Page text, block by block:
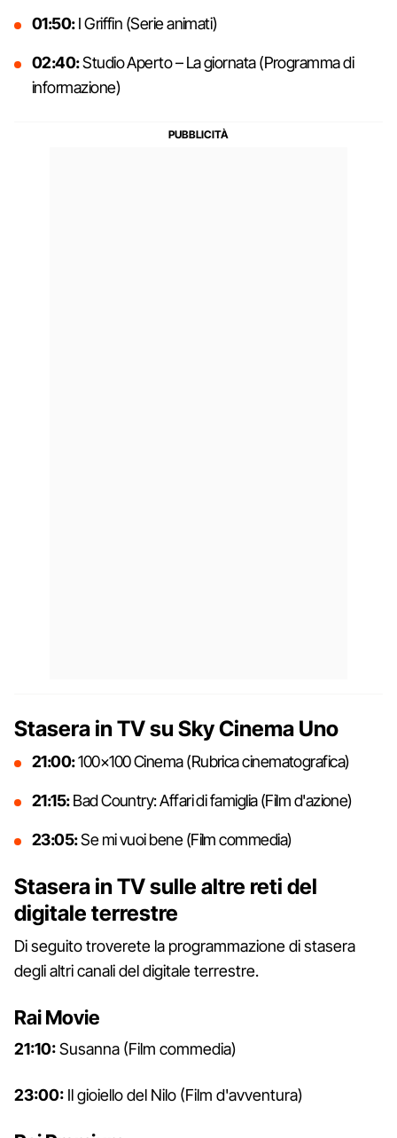
01:50:I Griffin (Serie animati)
02:40:Studio Aperto – La giornata (Programma di
informazione)
Stasera in TV su Sky Cinema Uno
21:00:100×100 Cinema (Rubrica cinematografica)
21:15:Bad Country: Affari di famiglia (Film d'azione)
23:05:Se mi vuoi bene (Film commedia)
Stasera in TV sulle altre reti del
digitale terrestre
Di seguito troverete la programmazione di stasera
degli altri canali del digitale terrestre.
Rai Movie
21:10:Susanna (Film commedia)
23:00: Il gioiello del Nilo (Film d'avventura)